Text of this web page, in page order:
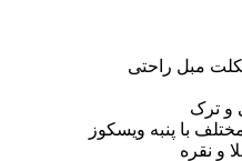
مبل راحتی
و ترک
با پنبه ویسکوز
و نقره